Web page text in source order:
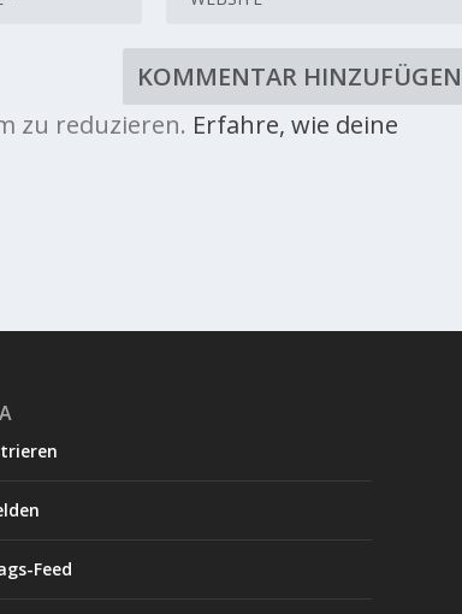
zu reduzieren. Erfahre, wie deine
Feed